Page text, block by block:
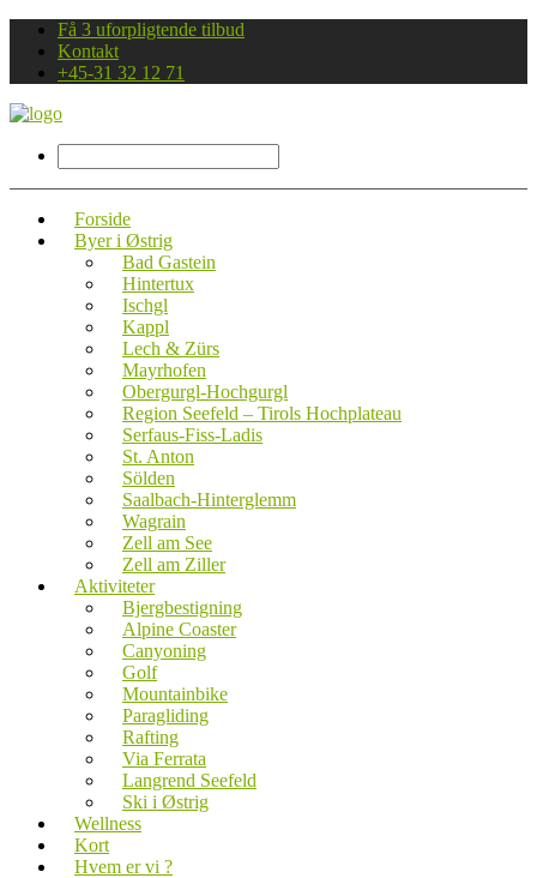
Få 3 uforpligtende tilbud
Kontakt
+45-31 32 12 71
Forside
Byer i Østrig
Bad Gastein
Hintertux
Ischgl
Kappl
Lech & Zürs
Mayrhofen
Obergurgl-Hochgurgl
Region Seefeld – Tirols Hochplateau
Serfaus-Fiss-Ladis
St. Anton
Sölden
Saalbach-Hinterglemm
Wagrain
Zell am See
Zell am Ziller
Aktiviteter
Bjergbestigning
Alpine Coaster
Canyoning
Golf
Mountainbike
Paragliding
Rafting
Via Ferrata
Langrend Seefeld
Ski i Østrig
Wellness
Kort
Hvem er vi ?